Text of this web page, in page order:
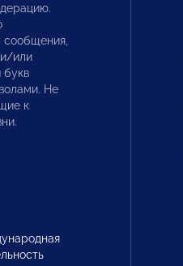
сообщения,
или
букв
Не
к